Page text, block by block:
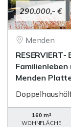
290.000,- €
Menden
Menden
160 m²
WOHNFLÄCHE